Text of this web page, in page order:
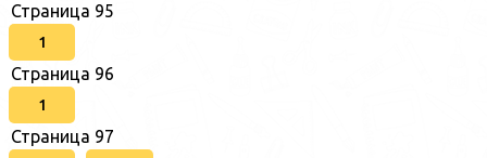
Страница 95
1
Страница 96
1
Страница 97